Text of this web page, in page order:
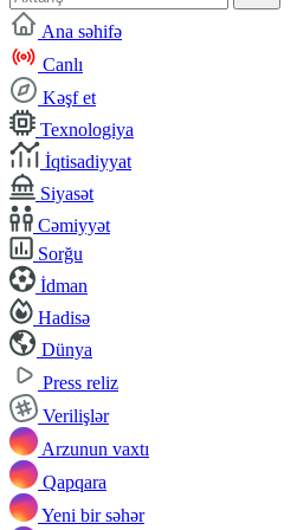
Ana səhifə
Canlı
Kəşf et
Texnologiya
İqtisadiyyat
Siyasət
Cəmiyyət
Sorğu
İdman
Hadisə
Dünya
Press reliz
Verilişlər
Arzunun vaxtı
Qapqara
Yeni bir səhər